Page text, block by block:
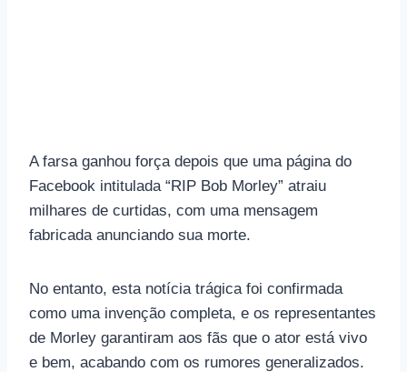
A farsa ganhou força depois que uma página do
Facebook intitulada “RIP Bob Morley” atraiu
milhares de curtidas, com uma mensagem
fabricada anunciando sua morte.
No entanto, esta notícia trágica foi confirmada
como uma invenção completa, e os representantes
de Morley garantiram aos fãs que o ator está vivo
e bem, acabando com os rumores generalizados.